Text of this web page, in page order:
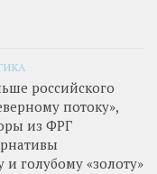
российского
потоку»,
из ФРГ
голубому «золоту»